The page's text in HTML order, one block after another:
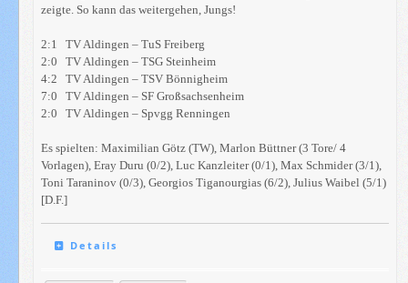
zeigte. So kann das weitergehen, Jungs!
2:1 TV Aldingen – TuS Freiberg
2:0 TV Aldingen – TSG Steinheim
4:2 TV Aldingen – TSV Bönnigheim
7:0 TV Aldingen – SF Großsachsenheim
2:0 TV Aldingen – Spvgg Renningen
Es spielten: Maximilian Götz (TW), Marlon Büttner (3 Tore/ 4
Vorlagen), Eray Duru (0/2), Luc Kanzleiter (0/1), Max Schmider (3/1),
Toni Taraninov (0/3), Georgios Tiganourgias (6/2), Julius Waibel (5/1)
[D.F.]
Details